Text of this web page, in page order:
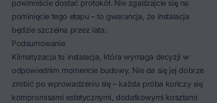
powinniście dostać protokół. Nie zgadzajcie się na
pominięcie tego etapu – to gwarancja, że instalacja
będzie szczelna przez lata.
Podsumowanie
Klimatyzacja to instalacja, która wymaga decyzji w
odpowiednim momencie budowy. Nie da się jej dobrze
zrobić po wprowadzeniu się – każda próba kończy się
kompromisami estetycznymi, dodatkowymi kosztami